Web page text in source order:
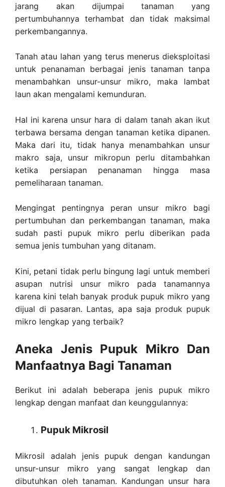
jarang akan dijumpai tanaman yang
pertumbuhannya terhambat dan tidak maksimal
perkembangannya.
Tanah atau lahan yang terus menerus dieksploitasi
untuk penanaman berbagai jenis tanaman tanpa
menambahkan unsur-unsur mikro, maka lambat
laun akan mengalami kemunduran.
Hal ini karena unsur hara di dalam tanah akan ikut
terbawa bersama dengan tanaman ketika dipanen.
Maka dari itu, tidak hanya menambahkan unsur
makro saja, unsur mikropun perlu ditambahkan
ketika persiapan penanaman hingga masa
pemeliharaan tanaman.
Mengingat pentingnya peran unsur mikro bagi
pertumbuhan dan perkembangan tanaman, maka
sudah pasti pupuk mikro perlu diberikan pada
semua jenis tumbuhan yang ditanam.
Kini, petani tidak perlu bingung lagi untuk memberi
asupan nutrisi unsur mikro pada tanamannya
karena kini telah banyak produk pupuk mikro yang
dijual di pasaran. Lantas, apa saja produk pupuk
mikro lengkap yang terbaik?
Aneka Jenis Pupuk Mikro Dan
Manfaatnya Bagi Tanaman
Berikut ini adalah beberapa jenis pupuk mikro
lengkap dengan manfaat dan keunggulannya:
Pupuk Mikrosil
Mikrosil adalah jenis pupuk dengan kandungan
unsur-unsur mikro yang sangat lengkap dan
dibutuhkan oleh tanaman. Kandungan unsur hara